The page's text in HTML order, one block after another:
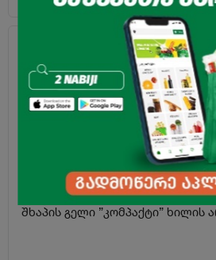
შხაპის გელი ”კომპაქტი” ხილის